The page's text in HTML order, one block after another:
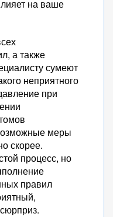
на ваше
а также
сумеют
неприятного
при
меры
скорее.
процесс, но
правил